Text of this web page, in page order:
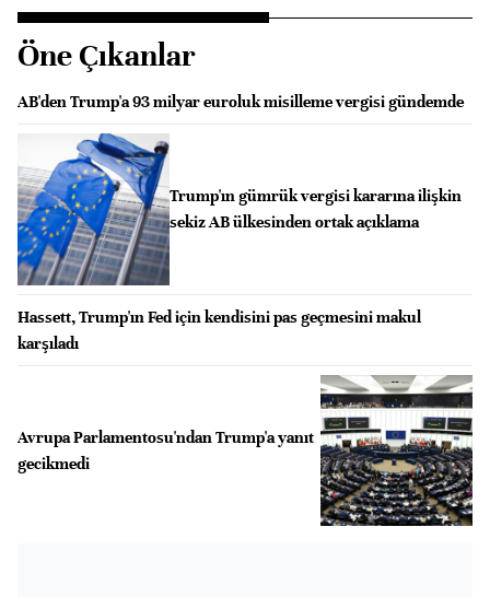
Öne Çıkanlar
AB'den Trump'a 93 milyar euroluk misilleme vergisi gündemde
Trump'ın gümrük vergisi kararına ilişkin
sekiz AB ülkesinden ortak açıklama
Hassett, Trump'ın Fed için kendisini pas geçmesini makul
karşıladı
Avrupa Parlamentosu'ndan Trump'a yanıt
gecikmedi